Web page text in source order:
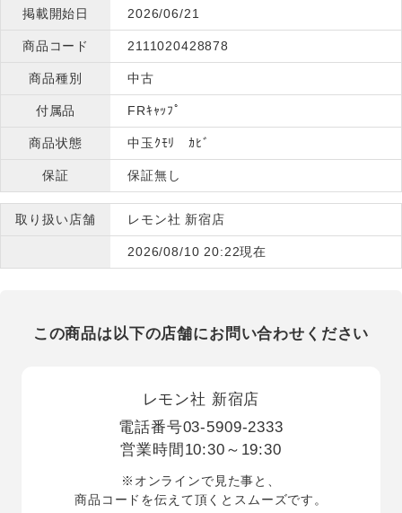
掲載開始日 2026/06/21
商品コード 2111020428878
商品種別 中古
付属品 FRｷｬｯﾌﾟ
商品状態 中玉ｸﾓﾘ ｶﾋﾞ
保証 保証無し
取り扱い店舗 レモン社 新宿店
2026/08/10 20:22現在
この商品は以下の店舗にお問い合わせください
レモン社 新宿店
電話番号03-5909-2333
営業時間 10:30～19:30
※オンラインで見た事と、
商品コードを伝えて頂くとスムーズです。